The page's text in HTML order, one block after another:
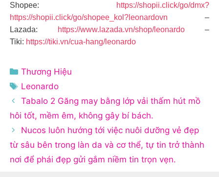
Shopee:
https://shopii.click/go/dmx?
https://shopii.click/go/shopee_kol?leonardovn –
Lazada:
https://www.lazada.vn/shop/leonardo –
Tiki: https://tiki.vn/cua-hang/leonardo
Danh
mục
Thương Hiệu
Thẻ
Leonardo
Tabalo 2 Găng may bằng lớp vải thấm hút mồ
hôi tốt, mềm êm, không gây bí bách.
Nucos luôn hướng tới việc nuôi dưỡng vẻ đẹp
từ sâu bên trong làn da và cơ thể, tự tin trở thành
nơi để phái đẹp gửi gắm niềm tin trọn vẹn.